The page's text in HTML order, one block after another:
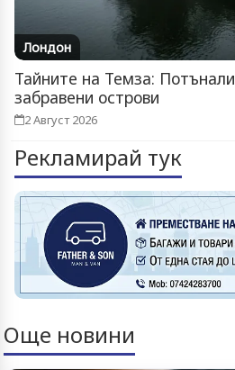
Лондон
Тайните на Темза:
забравени острови
2 Август 2026
Рекламирай тук
Още новини